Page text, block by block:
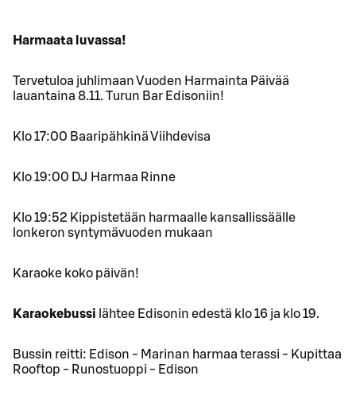
Harmaata luvassa!
Tervetuloa juhlimaan Vuoden Harmainta Päivää
lauantaina 8.11. Turun Bar Edisoniin!
Klo 17:00 Baaripähkinä Viihdevisa
Klo 19:00 DJ Harmaa Rinne
Klo 19:52 Kippistetään harmaalle kansallissäälle
lonkeron syntymävuoden mukaan
Karaoke koko päivän!
Karaokebussi lähtee Edisonin edestä klo 16 ja klo 19.
Bussin reitti: Edison - Marinan harmaa terassi - Kupittaa
Rooftop - Runostuoppi - Edison